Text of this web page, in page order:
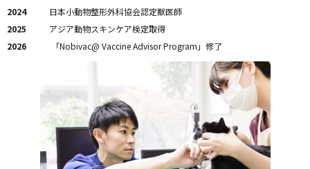
2024日本小動物整形外科協会認定獣医師
2025 アジア動物スキンケア検定取得
2026
「Nobivac@ Vaccine Advisor Program」修了